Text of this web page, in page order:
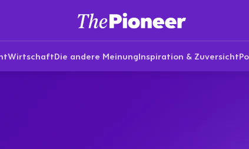
WirtschaftDie andere MeinungInspiration & Zuversicht